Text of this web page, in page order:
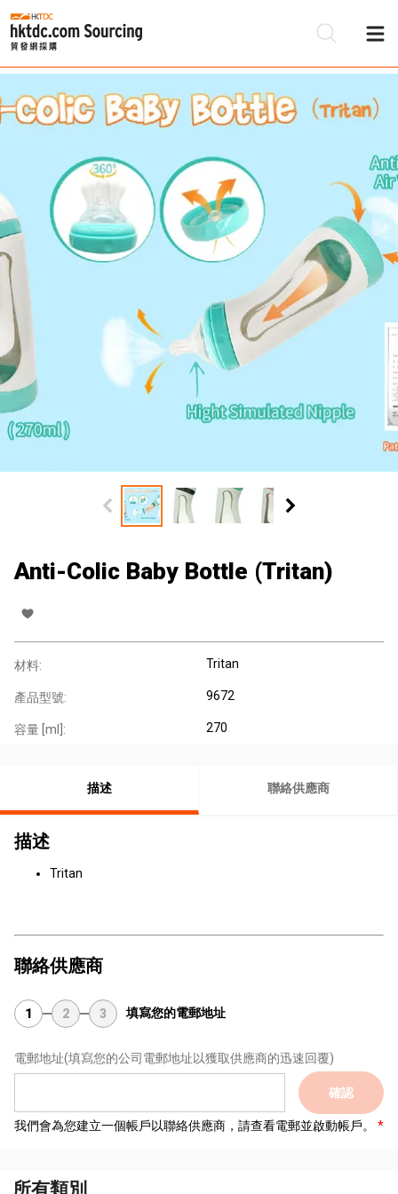
Anti-Colic Baby Bottle (Tritan)
材料: Tritan
產品型號: 9672
容量 [ml]: 270
描述 聯絡供應商
描述
Tritan
聯絡供應商
1 2 3 填寫您的電郵地址
電郵地址(填寫您的公司電郵地址以獲取供應商的迅速回覆)
確認
我們會為您建立一個帳戶以聯絡供應商，請查看電郵並啟動帳戶。
所有類別